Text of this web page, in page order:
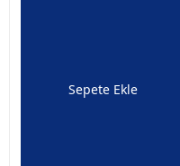
Sepete Ekle